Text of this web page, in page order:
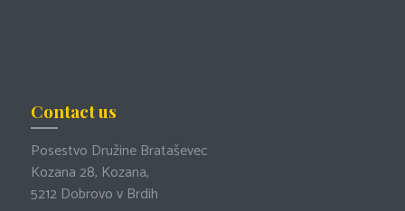
Contact us
Posestvo Družine Brataševec
Kozana 28, Kozana,
5212 Dobrovo v Brdih